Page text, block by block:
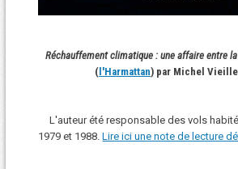
Réchauffement climatique : une affaire entre
(l'Harmattan) par Michel
L'auteur été responsable des vols
1979 et 1988.Lire ici une note de lecture